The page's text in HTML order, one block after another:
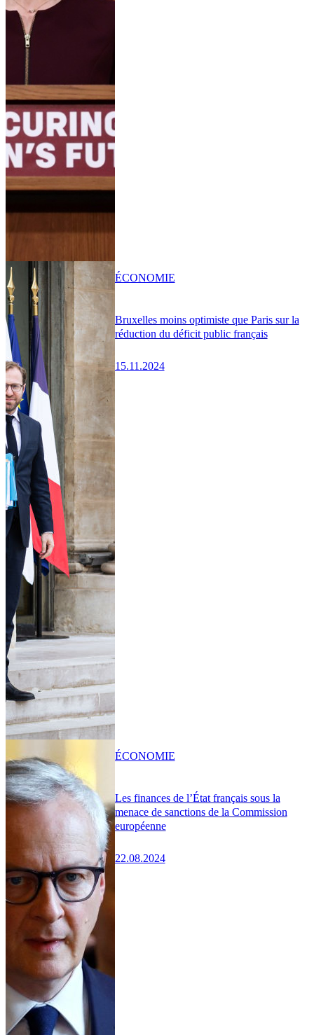
Bruxelles moins optimiste que Paris sur la
réduction du déficit public français
15.11.2024
ÉCONOMIE
Les finances de l’État français sous la
menace de sanctions de la Commission
européenne
22.08.2024
ÉCONOMIE